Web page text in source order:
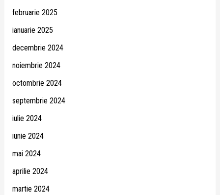
februarie 2025
ianuarie 2025
decembrie 2024
noiembrie 2024
octombrie 2024
septembrie 2024
iulie 2024
iunie 2024
mai 2024
aprilie 2024
martie 2024